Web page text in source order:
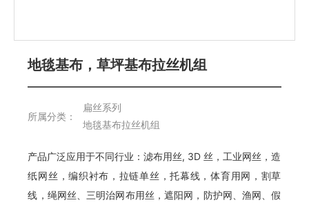
地毯基布，草坪基布拉丝机组
所属分类：
扁丝系列
地毯基布拉丝机组
产品广泛应用于不同行业：滤布用丝, 3D 丝，工业网丝，造
纸网丝，编织衬布，拉链单丝，托幕线，体育用网，割草
线，绳网丝、三明治网布用丝，遮阳网，防护网、渔网、假